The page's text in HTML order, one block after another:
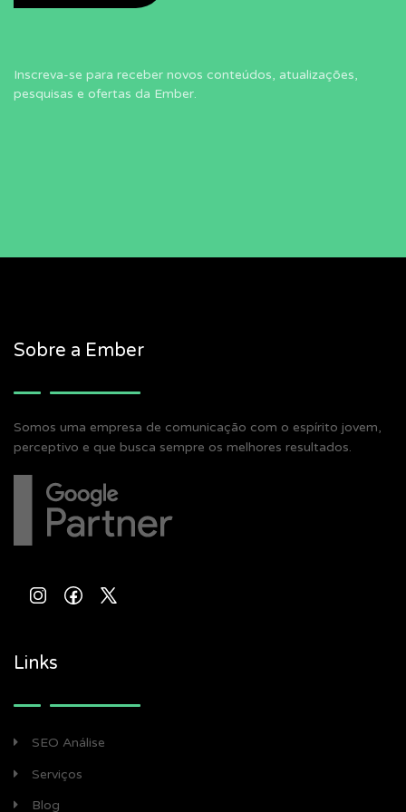
Inscreva-se para receber novos conteúdos, atualizações,
pesquisas e ofertas da Ember.
Sobre a Ember
Somos uma empresa de comunicação com o espírito jovem,
perceptivo e que busca sempre os melhores resultados.
Links
SEO Análise
Serviços
Blog